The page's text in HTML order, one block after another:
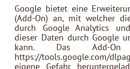
Google bietet eine
(Add-On) an, mit welcher
durch Google Analytics
dieser Daten durch Google
kann. Das Add-
https://tools.google.com/
eigene Gefahr